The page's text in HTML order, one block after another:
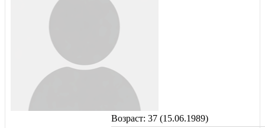
Возраст: 37 (15.06.1989)